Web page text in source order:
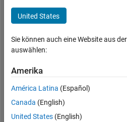
Jahre
vor
Aktiv
seit
0
Following:
United States
Sie können auch eine Website aus
auswählen:
Amerika
América Latina (Español)
Canada (English)
United States (English)